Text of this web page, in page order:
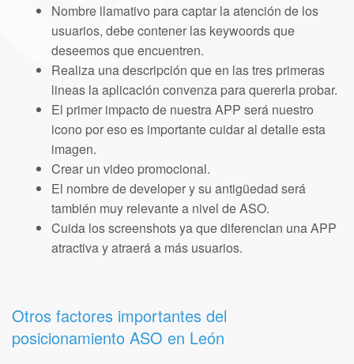
Nombre llamativo para captar la atención de los
usuarios, debe contener las keywoords que
deseemos que encuentren.
Realiza una descripción que en las tres primeras
lineas la aplicación convenza para quererla probar.
El primer impacto de nuestra APP será nuestro
icono por eso es importante cuidar al detalle esta
imagen.
Crear un video promocional.
El nombre de developer y su antigüedad será
también muy relevante a nivel de ASO.
Cuida los screenshots ya que diferencian una APP
atractiva y atraerá a más usuarios.
Otros factores importantes del
posicionamiento ASO en León